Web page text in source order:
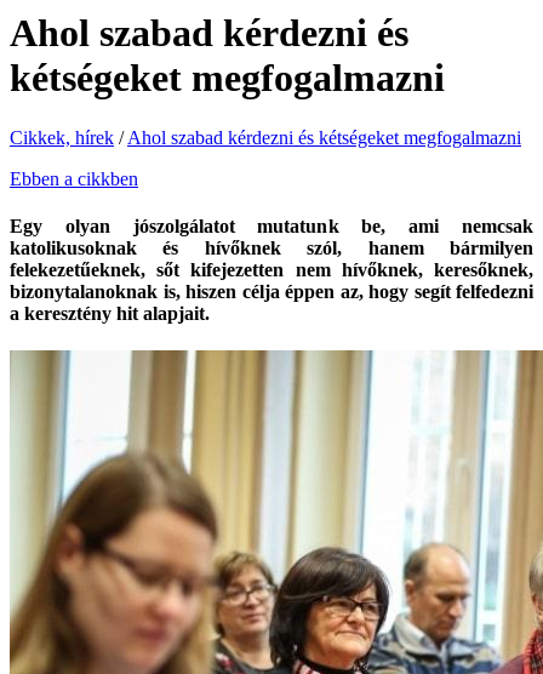
Ahol szabad kérdezni és
kétségeket megfogalmazni
Cikkek, hírek /Ahol szabad kérdezni és kétségeket megfogalmazni
Ebben a cikkben
Egy olyan jószolgálatot mutatunk be, ami nemcsak
katolikusoknak és hívőknek szól, hanem bármilyen
felekezetűeknek, sőt kifejezetten nem hívőknek, keresőknek,
bizonytalanoknak is, hiszen célja éppen az, hogy segít felfedezni
a keresztény hit alapjait.